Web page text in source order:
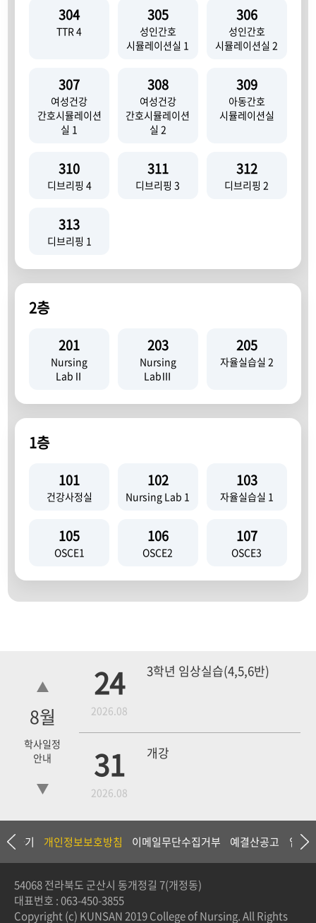
304
TTR 4
305
성인간호
시뮬레이션실 1
306
성인간호
시뮬레이션실 2
307
여성건강
간호시뮬레이션
실 1
308
여성건강
간호시뮬레이션
실 2
309
아동간호
시뮬레이션실
310
디브리핑 4
311
디브리핑 3
312
디브리핑 2
313
디브리핑 1
2층
201
Nursing
LabⅡ
203
Nursing
LabⅢ
205
자율실습실 2
1층
101
건강사정실
102
Nursing Lab 1
103
자율실습실 1
105
OSCE1
106
OSCE2
107
OSCE3
8월
학사일정
안내
24
2026.08
3학년 임상실습(4,5,6반)
31
2026.08
개강
18 4학년 1차 모의고사
3학년 중간고사
담하기 개인정보보호방침 이메일무단수집거부 예결산공고 입찰
54068 전라북도 군산시 동개정길 7(개정동)
대표번호 :063-450-3855
Copyright (c) KUNSAN 2019 College of Nursing. All Rights